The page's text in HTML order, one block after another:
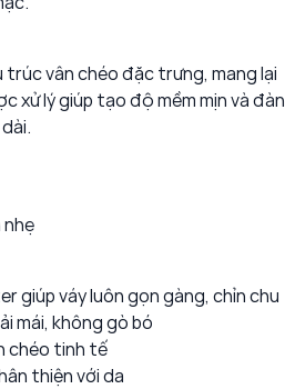
vân chéo đặc trưng, mang lại
xử lý giúp tạo độ mềm mịn và đàn
nhẹ
giúp váy luôn gọn gàng, chỉn chu
mái, không gò bó
chéo tinh tế
thiện với da